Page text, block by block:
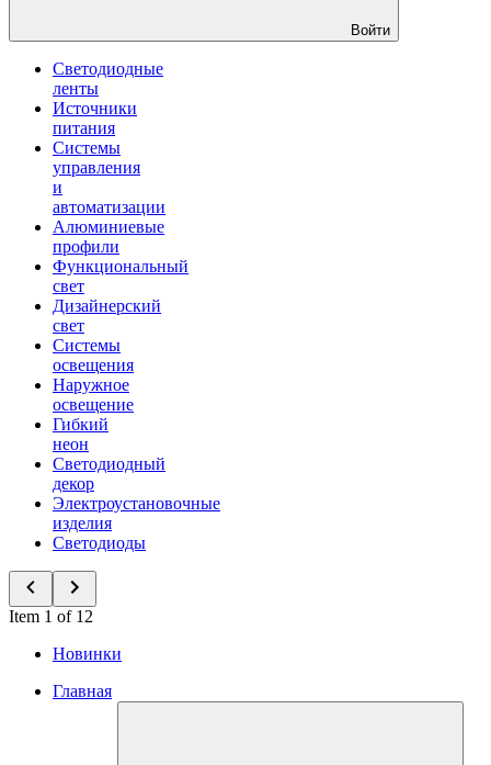
Войти
Светодиодные
ленты
Источники
питания
Системы
управления
и
автоматизации
Алюминиевые
профили
Функциональный
свет
Дизайнерский
свет
Системы
освещения
Наружное
освещение
Гибкий
неон
Светодиодный
декор
Электроустановочные
изделия
Светодиоды
Item 1 of 12
Новинки
Главная